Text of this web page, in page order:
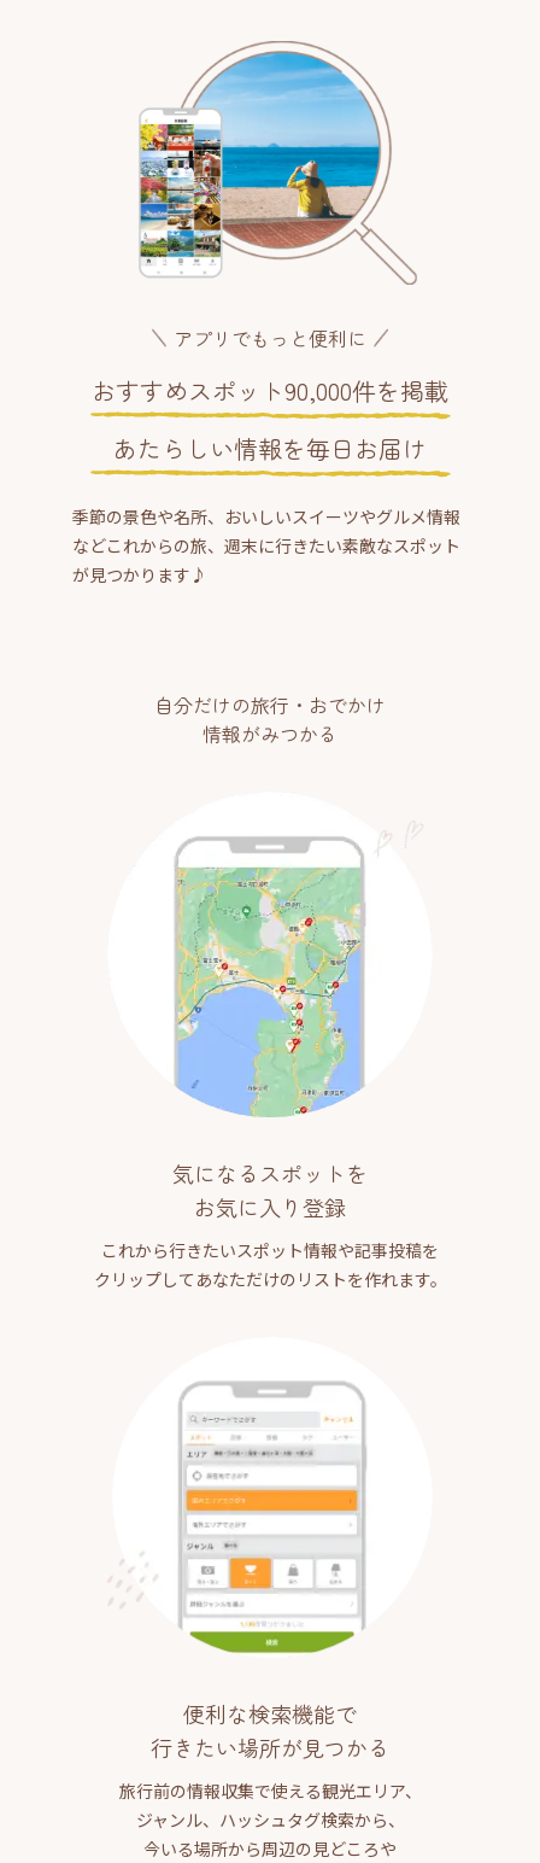
アプリでもっと便利に
おすすめスポット90,000件を掲載
あたらしい情報を毎日お届け
季節の景色や名所、おいしいスイーツやグルメ情報
などこれからの旅、週末に行きたい素敵なスポット
が見つかります♪
自分だけの旅行・おでかけ
情報がみつかる
気になるスポットを
お気に入り登録
これから行きたいスポット情報や記事投稿を
クリップしてあなただけのリストを作れます。
便利な検索機能で
行きたい場所が見つかる
旅行前の情報収集で使える観光エリア、
ジャンル、ハッシュタグ検索から、
今いる場所から周辺の見どころや